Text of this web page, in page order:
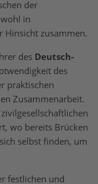
der
in
Hinsicht zusammen.
des Deutsch-
des
praktischen
Zusammenarbeit.
wo bereits Brücken
selbst finden, um
festlichen und